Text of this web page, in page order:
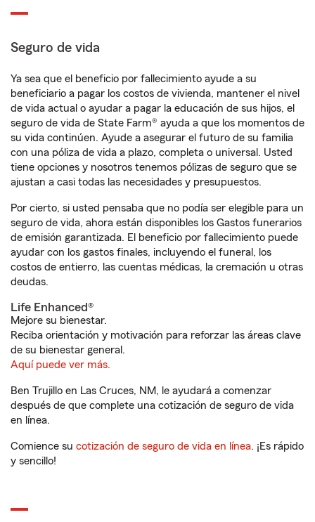
Seguro de vida
Ya sea que el beneficio por fallecimiento ayude a su
beneficiario a pagar los costos de vivienda, mantener el nivel
de vida actual o ayudar a pagar la educación de sus hijos, el
seguro de vida de State Farm® ayuda a que los momentos de
su vida continúen. Ayude a asegurar el futuro de su familia
con una póliza de vida a plazo, completa o universal. Usted
tiene opciones y nosotros tenemos pólizas de seguro que se
ajustan a casi todas las necesidades y presupuestos.
Por cierto, si usted pensaba que no podía ser elegible para un
seguro de vida, ahora están disponibles los Gastos funerarios
de emisión garantizada. El beneficio por fallecimiento puede
ayudar con los gastos finales, incluyendo el funeral, los
costos de entierro, las cuentas médicas, la cremación u otras
deudas.
Life Enhanced®
Mejore su bienestar.
Reciba orientación y motivación para reforzar las áreas clave
de su bienestar general.
Aquí puede ver más.
Ben Trujillo en Las Cruces, NM, le ayudará a comenzar
después de que complete una cotización de seguro de vida
en línea.
Comience su cotización de seguro de vida en línea. ¡Es rápido
y sencillo!